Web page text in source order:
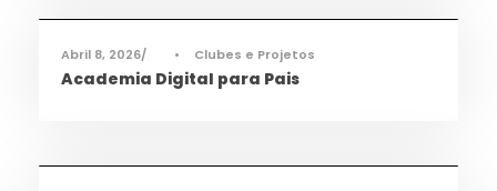
Abril 8, 2026 • Clubes e Projetos
Academia Digital para Pais